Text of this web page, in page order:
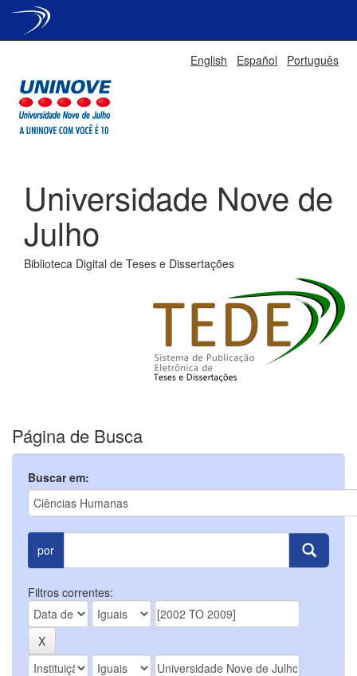
English Español Português
Universidade Nove de
Julho
Biblioteca Digital de Teses e Dissertações
Página de Busca
Buscar em:
por
Filtros correntes: